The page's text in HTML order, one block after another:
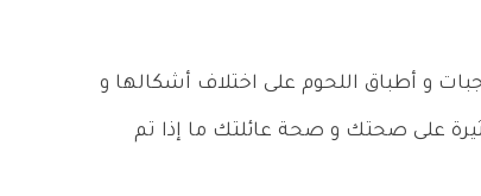
و أطباق اللحوم على اختلاف أشكالها و
على صحتك و صحة عائلتك ما إذا تم